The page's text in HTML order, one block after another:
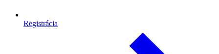
Registrácia